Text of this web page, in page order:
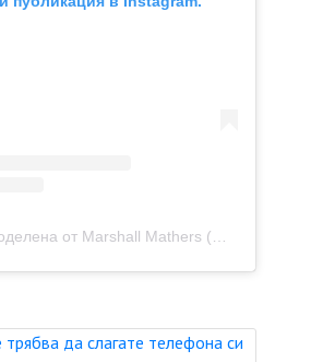
Публикация, споделена от Marshall Mathers (@eminem)